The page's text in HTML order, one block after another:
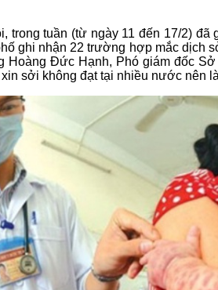
trong tuần (từ ngày 11 đến 17/2)
ghi nhận 22 trường hợp mắc
Đức Hạnh, Phó giám đốc
sởi không đạt tại nhiều nước nên